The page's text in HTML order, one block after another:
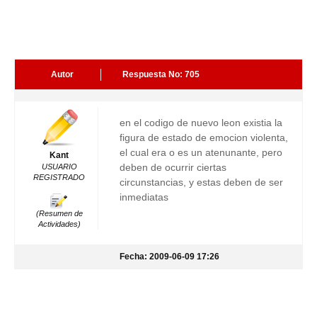
Autor Respuesta No: 705
Kant
USUARIO
REGISTRADO
(Resumen de
Actividades)
en el codigo de nuevo leon existia la
figura de estado de emocion violenta,
el cual era o es un atenunante, pero
deben de ocurrir ciertas
circunstancias, y estas deben de ser
inmediatas
Fecha: 2009-06-09 17:26